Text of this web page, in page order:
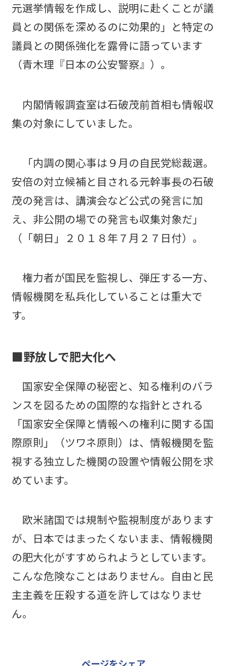
元選挙情報を作成し、説明に赴くことが議
員との関係を深めるのに効果的」と特定の
議員との関係強化を露骨に語っています
（青木理『日本の公安警察』）。
内閣情報調査室は石破茂前首相も情報収
集の対象にしていました。
「内調の関心事は９月の自民党総裁選。
安倍の対立候補と目される元幹事長の石破
茂の発言は、講演会など公式の発言に加
え、非公開の場での発言も収集対象だ」
（「朝日」２０１８年７月２７日付）。
権力者が国民を監視し、弾圧する一方、
情報機関を私兵化していることは重大で
す。
■野放しで肥大化へ
国家安全保障の秘密と、知る権利のバラ
ンスを図るための国際的な指針とされる
「国家安全保障と情報への権利に関する国
際原則」（ツワネ原則）は、情報機関を監
視する独立した機関の設置や情報公開を求
めています。
欧米諸国では規制や監視制度があります
が、日本ではまったくないまま、情報機関
の肥大化がすすめられようとしています。
こんな危険なことはありません。自由と民
主主義を圧殺する道を許してはなりませ
ん。